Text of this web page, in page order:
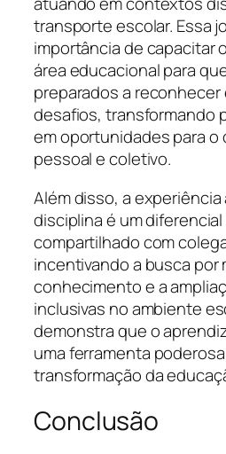
transporte escolar. Essa
importância de capacitar
área educacional para
preparados a
desafios, transformando
em oportunidades para o
pessoal e coletivo.
Além disso, a
disciplina é um
compartilhado com
incentivando a busca por
conhecimento e a
inclusivas no ambiente
demonstra que o
uma ferramenta
transformação da
Conclusão